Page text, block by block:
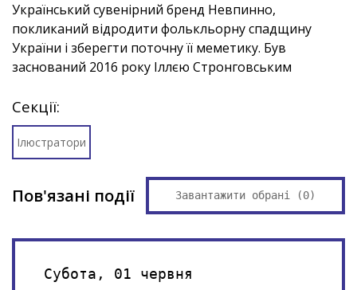
Український сувенірний бренд Невпинно,
покликаний відродити фолькльорну спадщину
України і зберегти поточну її меметику. Був
заснований 2016 року Іллєю Стронговським
Секції:
Ілюстратори
Пов'язані події Завантажити обрані (0)
Субота, 01 червня